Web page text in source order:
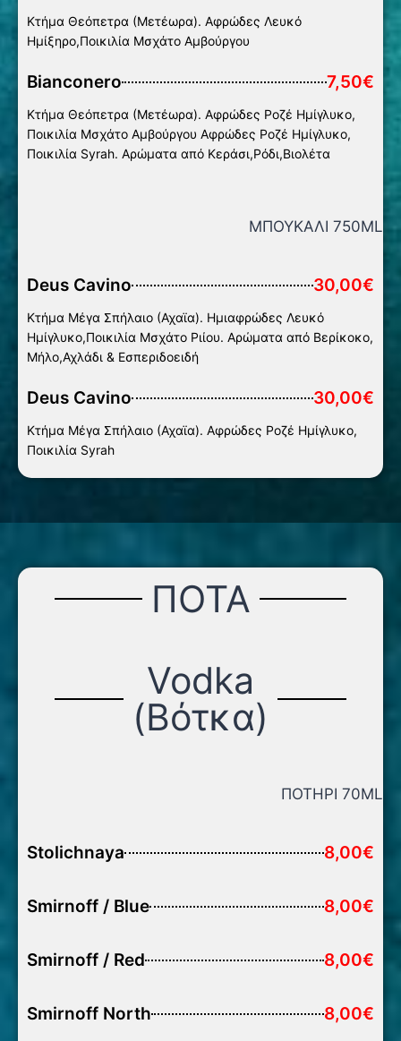
Κτήμα Θεόπετρα (Μετέωρα). Αφρώδες Λευκό
Ημίξηρο,Ποικιλία Μσχάτο Αμβούργου
Bianconero 7,50€
Κτήμα Θεόπετρα (Μετέωρα). Αφρώδες Ροζέ Ημίγλυκο,
Ποικιλία Μσχάτο Αμβούργου Αφρώδες Ροζέ Ημίγλυκο,
Ποικιλία Syrah. Αρώματα από Κεράσι,Ρόδι,Βιολέτα
ΜΠΟΥΚΑΛΙ 750ML
Deus Cavino 30,00€
Κτήμα Μέγα Σπήλαιο (Αχαϊα). Ημιαφρώδες Λευκό
Ημίγλυκο,Ποικιλία Μσχάτο Ριίου. Αρώματα από Βερίκοκο,
Μήλο,Αχλάδι & Εσπεριδοειδή
Deus Cavino 30,00€
Κτήμα Μέγα Σπήλαιο (Αχαϊα). Αφρώδες Ροζέ Ημίγλυκο,
Ποικιλία Syrah
ΠΟΤΑ
Vodka
(Βότκα)
ΠΟΤΗΡΙ 70ML
Stolichnaya 8,00€
Smirnoff / Blue 8,00€
Smirnoff / Red 8,00€
Smirnoff North 8,00€